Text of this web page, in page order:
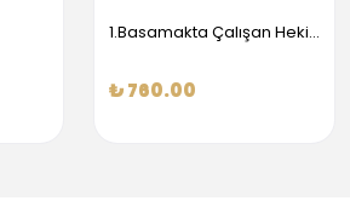
1.Basamakta Çalışan Hekimler İçin Temel Obstetrik Ve Jinekoloji Bilgisi
₺ 760.00